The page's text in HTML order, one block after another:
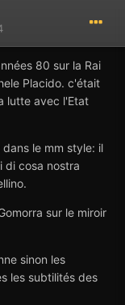
80 sur la Rai
Placido. c'était
lutte avec l'Etat
le mm style: il
di cosa nostra
sur le miroir
sinon les
les subtilités des